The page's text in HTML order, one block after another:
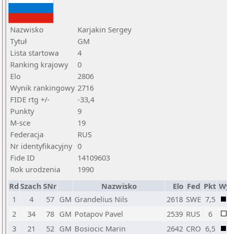
Nazwisko
Karjakin Sergey
Tytuł
GM
Lista startowa
4
Ranking krajowy
0
Elo
2806
Wynik rankingowy 2716
FIDE rtg +/-
-33,4
Punkty
9
M-sce
19
Federacja
RUS
Nr identyfikacyjny 0
Fide ID
14109603
Rok urodzenia
1990
Rd Szach SNr Nazwisko Elo Fed Pkt
1
4 57 GM Grandelius Nils 2618 SWE 7,5
2
34 78 GM Potapov Pavel 2539 RUS
6
3
21 52 GM Bosiocic Marin 2642 CRO 6,5